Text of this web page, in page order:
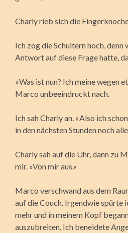
Charly rieb sich die
Ich zog die Schultern hoch,
Antwort auf diese Frage hatte,
»Was ist nun? Ich meine wegen
Marco unbeeindruckt nach.
Ich sah Charly an. »Also ich
in den nächsten Stunden noch
Charly sah auf die Uhr, dann zu
mir. »Von mir aus.«
Marco verschwand aus dem
auf die Couch. Irgendwie spürte
mehr und in meinem Kopf
auszubreiten. Ich beneidete